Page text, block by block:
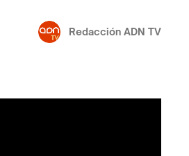
Redacción ADN TV